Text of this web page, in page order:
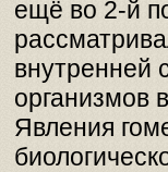
ещё во 2-й
внутренней
организмов
Явления